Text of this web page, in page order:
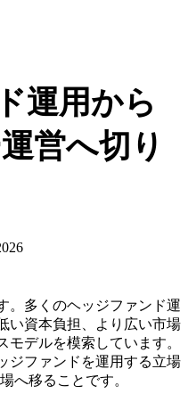
運用から
営へ切り
。多くのヘッジファンド運
い資本負担、より広い市場
デルを模索しています。
ジファンドを運用する立場
へ移ることです。